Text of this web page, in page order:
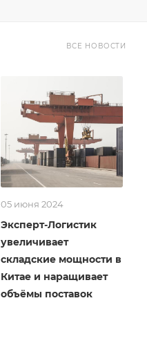
ВСЕ НОВОСТИ
05 июня 2024
Эксперт-Логистик
увеличивает
складские мощности в
Китае и наращивает
объёмы поставок